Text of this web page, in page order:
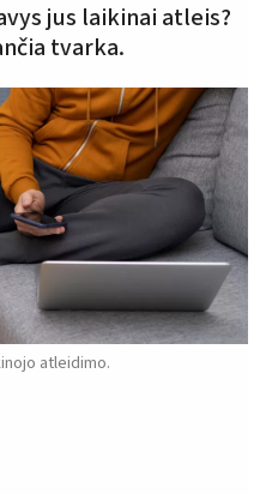
jus laikinai atleis?
tvarka.
atleidimo.